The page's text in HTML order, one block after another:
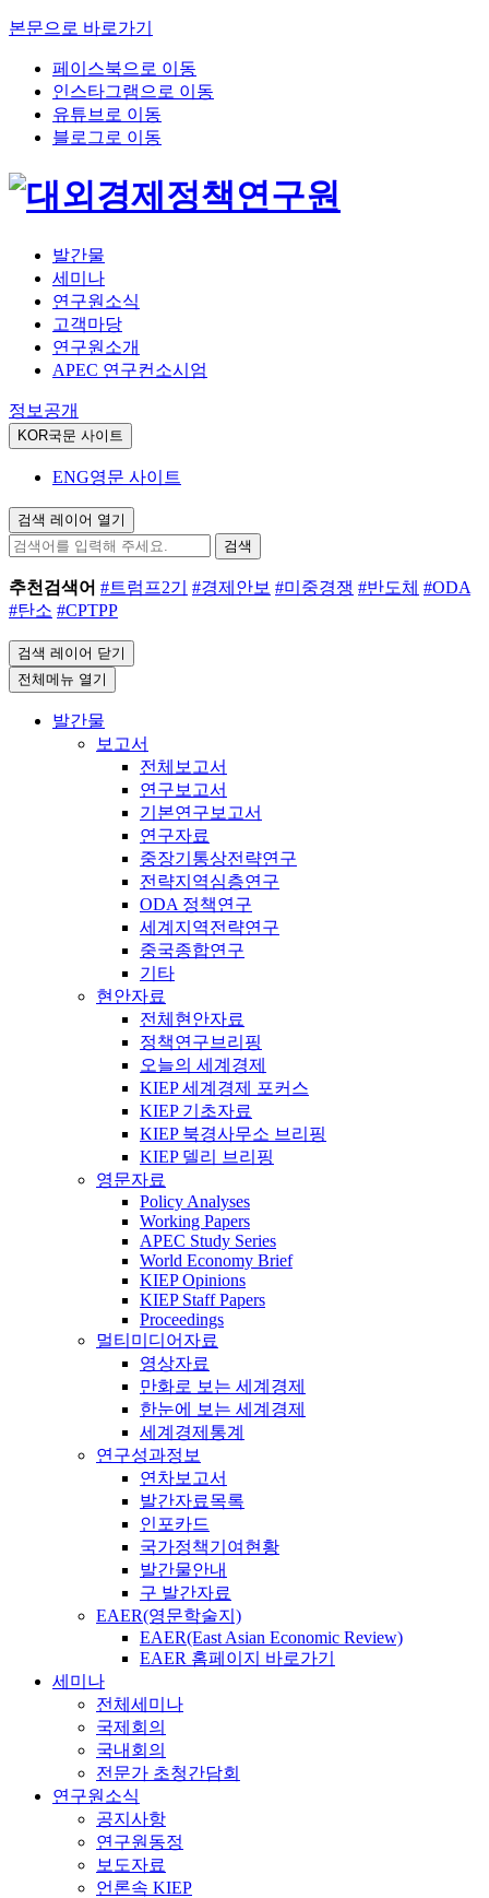
본문으로 바로가기
페이스북으로 이동
인스타그램으로 이동
유튜브로 이동
블로그로 이동
발간물
세미나
연구원소식
고객마당
연구원소개
APEC 연구컨소시엄
정보공개
KOR국문 사이트
ENG영문 사이트
검색 레이어 열기
검색
추천검색어 #트럼프2기 #경제안보 #미중경쟁 #반도체 #ODA
#탄소 #CPTPP
검색 레이어 닫기
전체메뉴 열기
발간물
보고서
전체보고서
연구보고서
기본연구보고서
연구자료
중장기통상전략연구
전략지역심층연구
ODA 정책연구
세계지역전략연구
중국종합연구
기타
현안자료
전체현안자료
정책연구브리핑
오늘의 세계경제
KIEP 세계경제 포커스
KIEP 기초자료
KIEP 북경사무소 브리핑
KIEP 델리 브리핑
영문자료
Policy Analyses
Working Papers
APEC Study Series
World Economy Brief
KIEP Opinions
KIEP Staff Papers
Proceedings
멀티미디어자료
영상자료
만화로 보는 세계경제
한눈에 보는 세계경제
세계경제통계
연구성과정보
연차보고서
발간자료목록
인포카드
국가정책기여현황
발간물안내
구 발간자료
EAER(영문학술지)
EAER(East Asian Economic Review)
EAER 홈페이지 바로가기
세미나
전체세미나
국제회의
국내회의
전문가 초청간담회
연구원소식
공지사항
연구원동정
보도자료
언론속 KIEP